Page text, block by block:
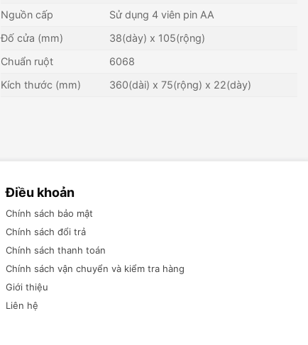
Còn hàng - Giao nhanh Còn hàng - Giao nhanh
Nguồn cấp
Sử dụng 4 viên pin AA
Đố cửa (mm)
38(dày) x 105(rộng)
Chuẩn ruột
6068
Kích thước (mm)
360(dài) x 75(rộng) x 22(dày)
Điều khoản
Chính sách bảo mật
Chính sách đổi trả
Chính sách thanh toán
Chính sách vận chuyển và kiểm tra hàng
Giới thiệu
Liên hệ